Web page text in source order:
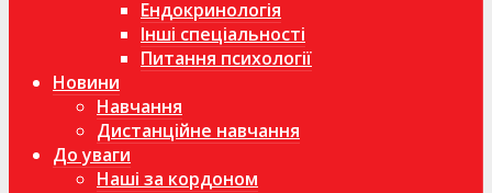
Ендокринологія
Інші спеціальності
Питання психології
Новини
Навчання
Дистанційне навчання
До уваги
Наші за кордоном